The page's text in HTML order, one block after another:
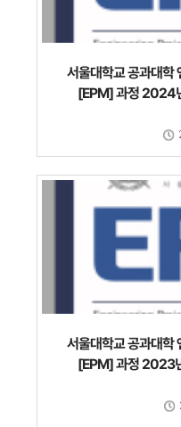
서울대학교 공과대학
[EPM] 과정 2024
서울대학교 공과대학
[EPM] 과정 2023